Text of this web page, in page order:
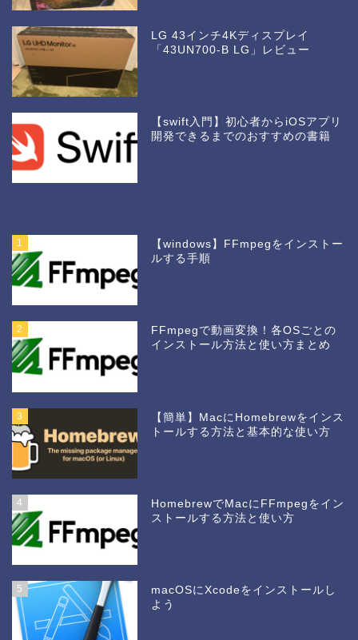
LG 43インチ4Kディスプレイ
「43UN700-B LG」レビュー
【swift入門】初心者からiOSアプリ
開発できるまでのおすすめの書籍
1
【windows】FFmpegをインストー
ルする手順
2
FFmpegで動画変換！各OSごとの
インストール方法と使い方まとめ
3
【簡単】MacにHomebrewをインス
トールする方法と基本的な使い方
4
HomebrewでMacにFFmpegをイン
ストールする方法と使い方
5
macOSにXcodeをインストールし
よう